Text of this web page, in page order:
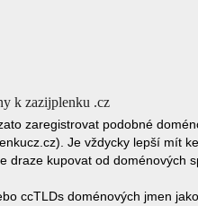
k zazijplenku .cz
zaregistrovat podobné
Je vždycky lepší mít
draze kupovat od doménových
ccTLDs doménových jmen